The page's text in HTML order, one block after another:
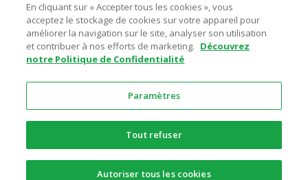
Pour toutes questions relatives à l’une de nos enseignes, sur la
suivante :
recrutement@ciffreobona.fr
Ciffréo Bona LinkedIn -
En cliquant sur « Accepter tous les cookies », vous
acceptez le stockage de cookies sur votre appareil pour
améliorer la navigation sur le site, analyser son utilisation
et contribuer à nos efforts de marketing. Découvrez
notre Politique de Confidentialité
Paramètres
Tout refuser
Autoriser tous les cookies